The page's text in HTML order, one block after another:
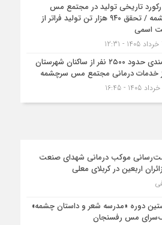
تاریخی تولید در مجتمع مس
سرچشمه / تحقق ۹۴۰ هزار تن تولید فراتر از
اسمی
بهره‌مندی حدود ۲۵۰۰‌ نفر از ساکنان شهرستان
از خدمات درمانی مجتمع مس سرچشمه
موکب درمانی شهدای صنعت
اربعین در کربلای معلی
دوره «مدرسه شعر و داستان چشمه»
مس رفسنجان